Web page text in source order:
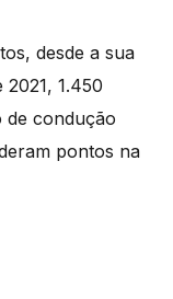
desde a sua
1.450
condução
pontos na